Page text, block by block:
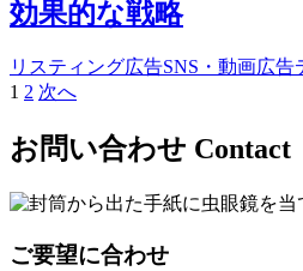
効果的な戦略
リスティング広告SNS・動画広告
投
稿
ペ
ー
1 2 次へ
お問い合わせ Contact
ご要望に合わせ